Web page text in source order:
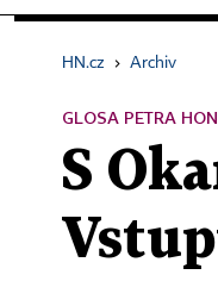
HN.cz › Archiv
GLOSA PETRA
S